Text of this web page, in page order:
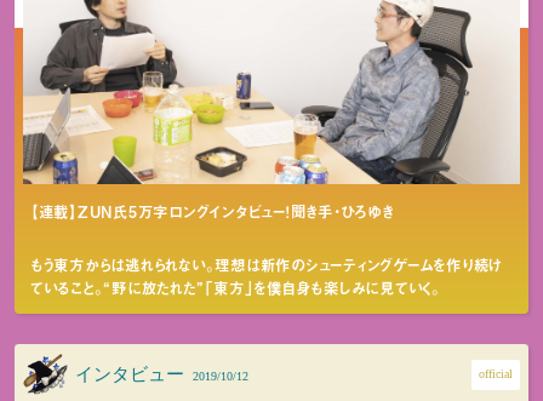
【連載】ZUN氏5万字ロングインタビュー！聞き手・ひろゆき
もう東方からは逃れられない。理想は新作のシューティングゲームを作り続け
ていること。“野に放たれた”「東方」を僕自身も楽しみに見ていく。
インタビュー 2019/10/12 official